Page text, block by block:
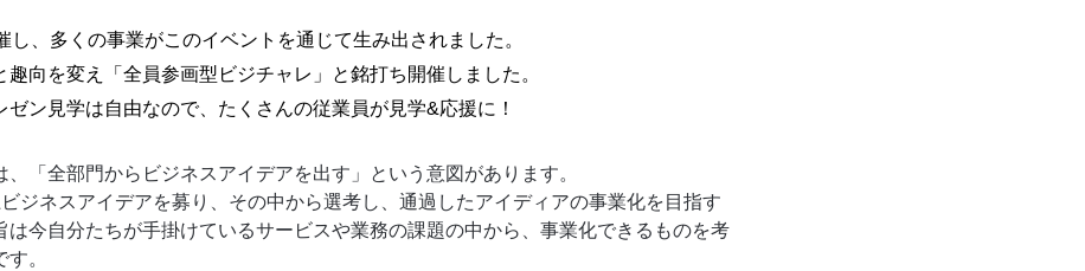
し、多くの事業がこのイベントを通じて生み出されました。
向を変え「全員参画型ビジチャレ」と銘打ち開催しました。
ゼン見学は自由なので、たくさんの従業員が見学&応援に！
、「全部門からビジネスアイデアを出す」という意図があります。
ジネスアイデアを募り、その中から選考し、通過したアイディアの事業化を目指す
は今自分たちが手掛けているサービスや業務の課題の中から、事業化できるものを考
。